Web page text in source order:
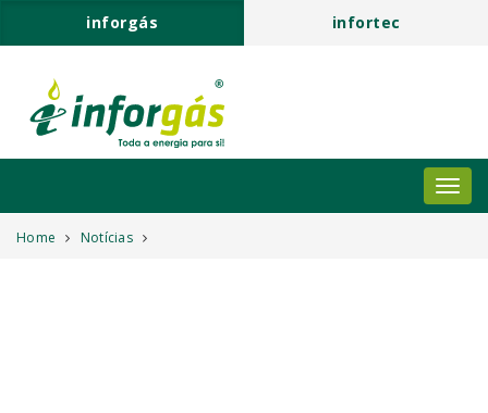
inforgás infortec
Home Notícias